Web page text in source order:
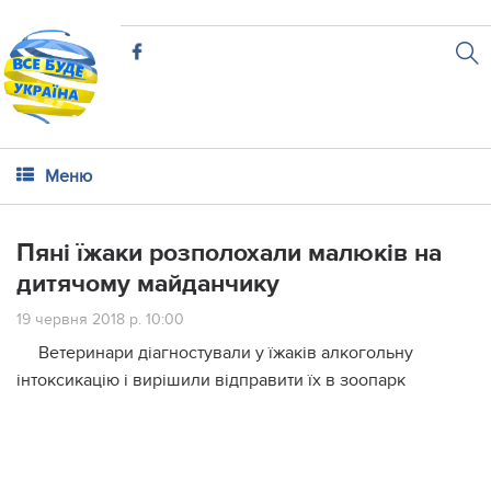
Меню
Пяні їжаки розполохали малюків на
дитячому майданчику
19 червня 2018 р. 10:00
Ветеринари діагностували у їжаків алкогольну
інтоксикацію і вирішили відправити їх в зоопарк